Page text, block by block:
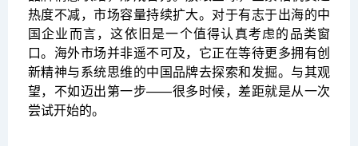
热度不减，市场容量持续扩大。对于有志于出海的中
国企业而言，这依旧是一个值得认真考虑的品类窗
口。海外市场并非遥不可及，它正在等待更多拥有创
新精神与系统思维的中国品牌去探索和发掘。与其观
望，不如迈出第一步——很多时候，差距就是从一次
尝试开始的。